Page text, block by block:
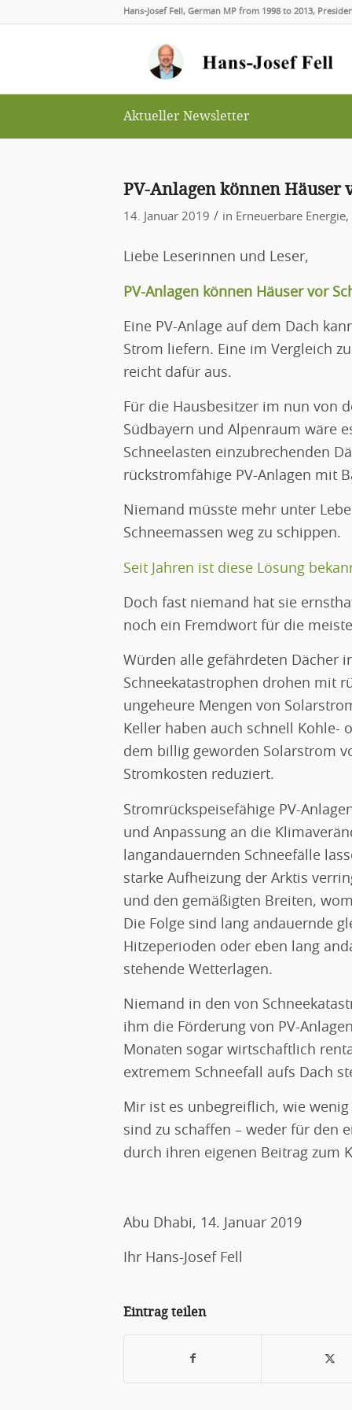
Hans-Josef Fell, German MP from 1998 to 2013,
Aktueller Newsletter
PV-Anlagen können Häuser
14. Januar 2019 / in Erneuerbare Energie,
Liebe Leserinnen und Leser,
PV-Anlagen können Häuser vor
Eine PV-Anlage auf dem Dach
Strom liefern. Eine im Vergleich
reicht dafür aus.
Für die Hausbesitzer im nun von
Südbayern und Alpenraum wäre
Schneelasten einzubrechenden
rückstromfähige PV-Anlagen mit
Niemand müsste mehr unter
Schneemassen weg zu schippen.
Seit Jahren ist diese Lösung
Doch fast niemand hat sie
noch ein Fremdwort für die
Würden alle gefährdeten Dächer
Schneekatastrophen drohen mit
ungeheure Mengen von
Keller haben auch schnell Kohle-
dem billig geworden Solarstrom
Stromkosten reduziert.
Stromrückspeisefähige PV-
und Anpassung an die
langandauernden Schneefälle
starke Aufheizung der Arktis
und den gemäßigten Breiten,
Die Folge sind lang andauernde
Hitzeperioden oder eben lang
stehende Wetterlagen.
Niemand in den von
ihm die Förderung von PV-
Monaten sogar wirtschaftlich
extremem Schneefall aufs Dach
Mir ist es unbegreiflich, wie
sind zu schaffen – weder für den
durch ihren eigenen Beitrag zum
Abu Dhabi, 14. Januar 2019
Ihr Hans-Josef Fell
Eintrag teilen